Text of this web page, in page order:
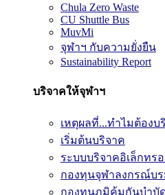
Chula Zero Waste
CU Shuttle Bus
MuvMi
จุฬาฯ กับความยั่งยืน
Sustainability Report
บริจาคให้จุฬาฯ
เหตุผลที่...ทำไมต้องบ
เริ่มต้นบริจาค
ระบบบริจาคอิเล็กทร
กองทุนจุฬาลงกรณ์บ
กองทุนภูมิคุ้มกันบำบัด